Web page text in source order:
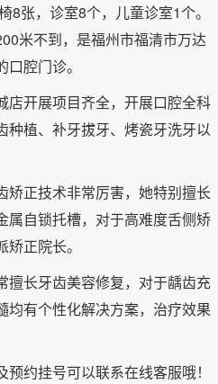
8张，诊室8个，儿童诊室1个。
米不到，是福州市福清市万达
腔门诊。
店开展项目齐全，开展口腔全科
种植、补牙拔牙、烤瓷牙洗牙以
矫正技术非常厉害，她特别擅长
属自锁托槽，对于高难度舌侧矫
正院长。
擅长牙齿美容修复，对于龋齿充
均有个性化解决方案，治疗效果
约挂号可以联系在线客服哦！